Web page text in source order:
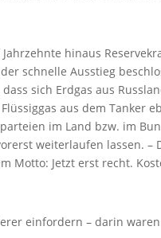
Jahrzehnte hinaus
schnelle Ausstieg
sich Erdgas aus
aus dem Tanker
im Land bzw. im
weiterlaufen lassen.
Motto: Jetzt erst recht.
einfordern – darin